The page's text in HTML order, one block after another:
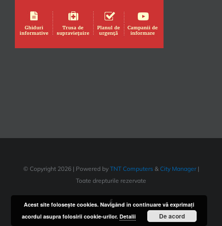
© Copyright 2026 | Powered by TNT Computers& City Manager|
Toate drepturile rezervate
Facebook
Acest site foloseşte cookies. Navigând în continuare vă exprimaţi
acordul asupra folosirii cookie-urilor. Detalii De acord